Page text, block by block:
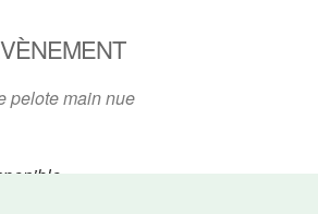
pelote main nue